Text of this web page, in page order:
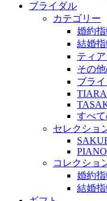
ブライダル
カテゴリー
婚約
結婚
ティ
その
ブラ
すべ
セレクショ
PIANO
コレクショ
婚約
結婚